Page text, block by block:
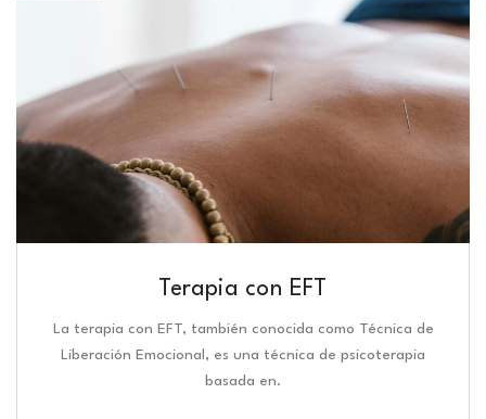
Terapia con EFT
La terapia con EFT, también conocida como Técnica de
Liberación Emocional, es una técnica de psicoterapia
basada en.